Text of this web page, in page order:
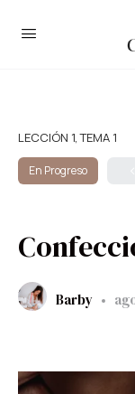
LECCIÓN 1, TEMA 1
En Progreso
Barby